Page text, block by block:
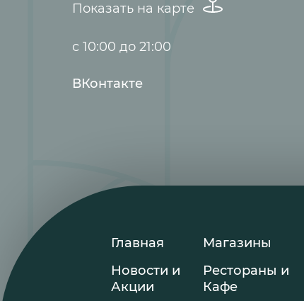
Показать на карте
с 10:00 до 21:00
ВКонтакте
Главная
Новости и
Акции
Магазины
Рестораны и
Кафе